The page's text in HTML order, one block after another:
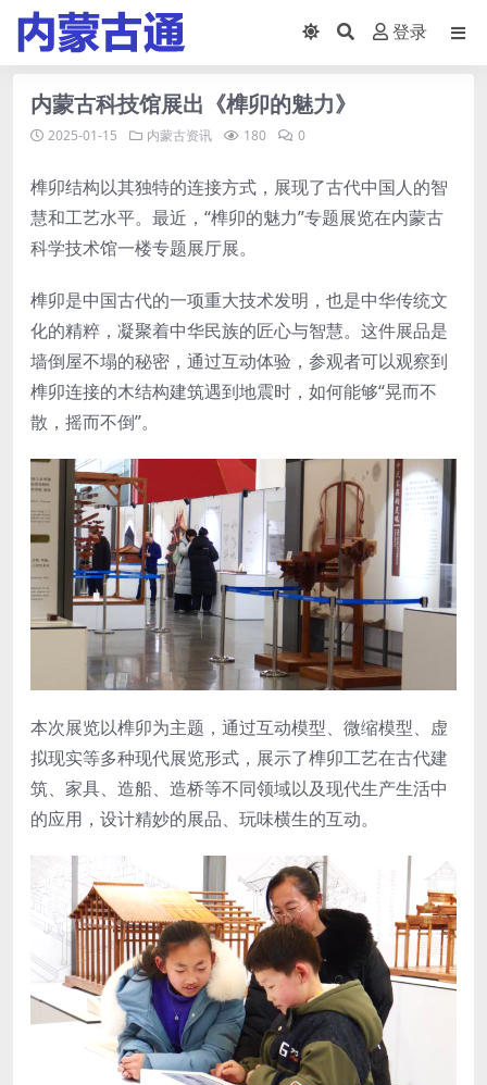
登录
内蒙古科技馆展出《榫卯的魅力》
2025-01-15 内蒙古资讯 180 0
榫卯结构以其独特的连接方式，展现了古代中国人的智
慧和工艺水平。最近，“榫卯的魅力”专题展览在内蒙古
科学技术馆一楼专题展厅展。
榫卯是中国古代的一项重大技术发明，也是中华传统文
化的精粹，凝聚着中华民族的匠心与智慧。这件展品是
墙倒屋不塌的秘密，通过互动体验，参观者可以观察到
榫卯连接的木结构建筑遇到地震时，如何能够“晃而不
散，摇而不倒”。
本次展览以榫卯为主题，通过互动模型、微缩模型、虚
拟现实等多种现代展览形式，展示了榫卯工艺在古代建
筑、家具、造船、造桥等不同领域以及现代生产生活中
的应用，设计精妙的展品、玩味横生的互动。